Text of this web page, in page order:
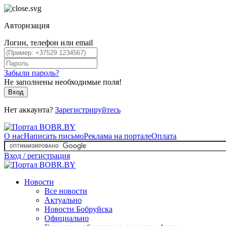
Авторизация
Логин, телефон или email
Забыли пароль?
Не заполнены необходимые поля!
Вход
Нет аккаунта? Зарегистрируйтесь
О насНаписать письмоРеклама на порталеОплата
Вход / регистрация
Новости
Все новости
Актуально
Новости Бобруйска
Официально